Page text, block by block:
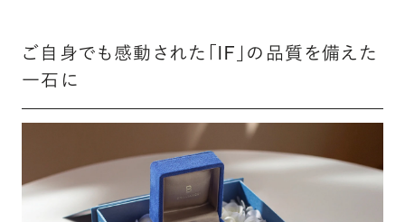
ご自身でも感動された「IF」の品質を備えた
一石に